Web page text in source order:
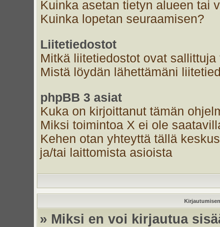
Kuinka asetan tietyn alueen tai
Kuinka lopetan seuraamisen?
Liitetiedostot
Mitkä liitetiedostot ovat
Mistä löydän lähettämäni
phpBB 3 asiat
Kuka on kirjoittanut tämän
Miksi toimintoa X ei ole
Kehen otan yhteyttä tällä
ja/tai laittomista asioista
» Miksi en voi kirjautua